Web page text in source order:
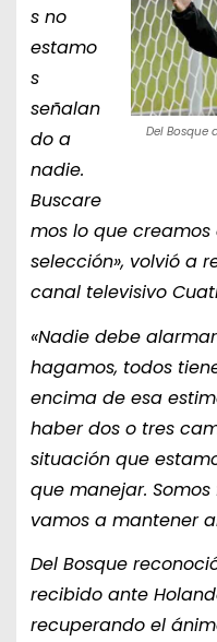
Del Bosque
s no
estamo
s
señalan
do a
nadie.
Buscare
mos lo que
selección», volvió a
canal televisivo
«Nadie debe
hagamos, todos
encima de esa
haber dos o tres
situación que
que manejar.
vamos a mantener
Del Bosque
recibido ante
recuperando el